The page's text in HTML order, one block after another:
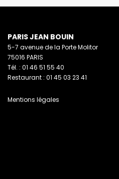
PARIS JEAN BOUIN
5-7 avenue de la Porte Molitor
75016 PARIS
Tél. : 01 46 51 55 40
Restaurant : 01 45 03 23 41
Mentions légales